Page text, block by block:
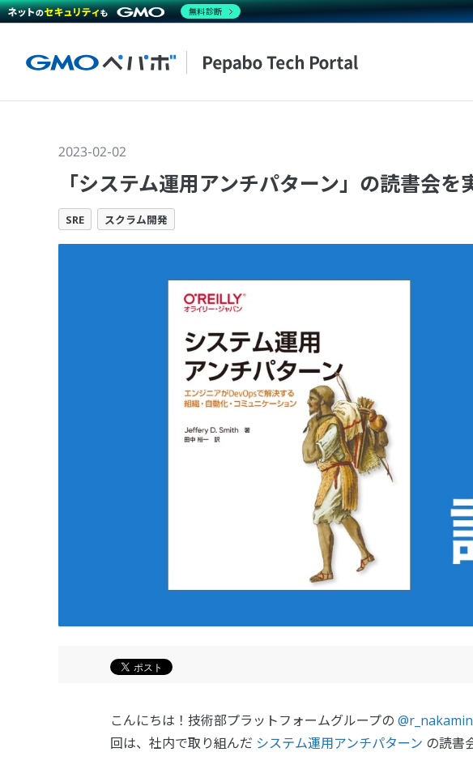
2023-02-02
「システム運用アンチパターン」の読書会を
SRE スクラム開発
こんにちは！技術部プラットフォームグループの
回は、社内で取り組んだ システム運用アンチパターン の読書
無料診断